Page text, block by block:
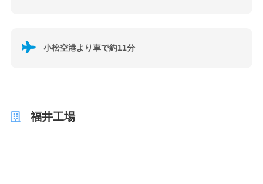
小松空港より車で約11分
福井工場